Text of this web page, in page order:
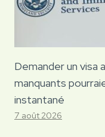
Demander un visa
manquants
instantané
7 août 2026